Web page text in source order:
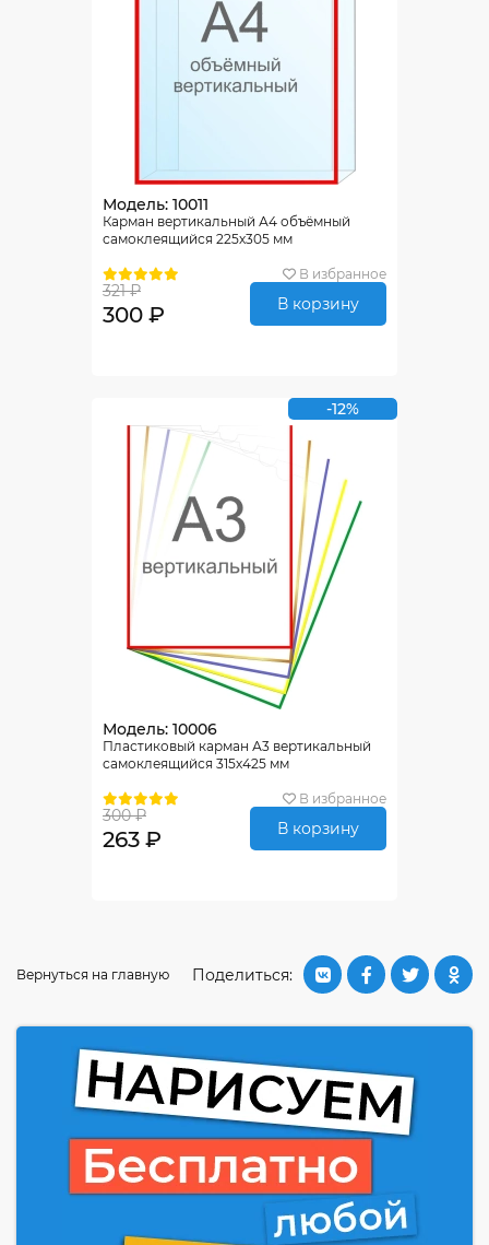
Модель: 10011
Карман вертикальный А4 объёмный
самоклеящийся 225х305 мм
В избранное
321 ₽
300 ₽ В корзину
-12%
Модель: 10006
Пластиковый карман А3 вертикальный
самоклеящийся 315х425 мм
В избранное
300 ₽
263 ₽ В корзину
Поделиться:
Вернуться на главную